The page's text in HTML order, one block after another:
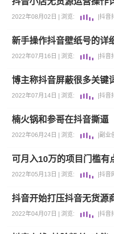
2022年08月02日 | 浏览: |抖音
新手操作抖音壁纸号的详
2022年07月16日 | 浏览: |抖音
博主称抖音屏蔽很多关键
2022年07月14日 | 浏览: |抖音
楠火锅和参哥在抖音撕逼
2022年06月24日 | 浏览: 副业
可月入10万的项目门槛有
2022年05月13日 | 浏览: |抖音
抖音开始打压抖音无货源
2022年04月07日 | 浏览: |抖音